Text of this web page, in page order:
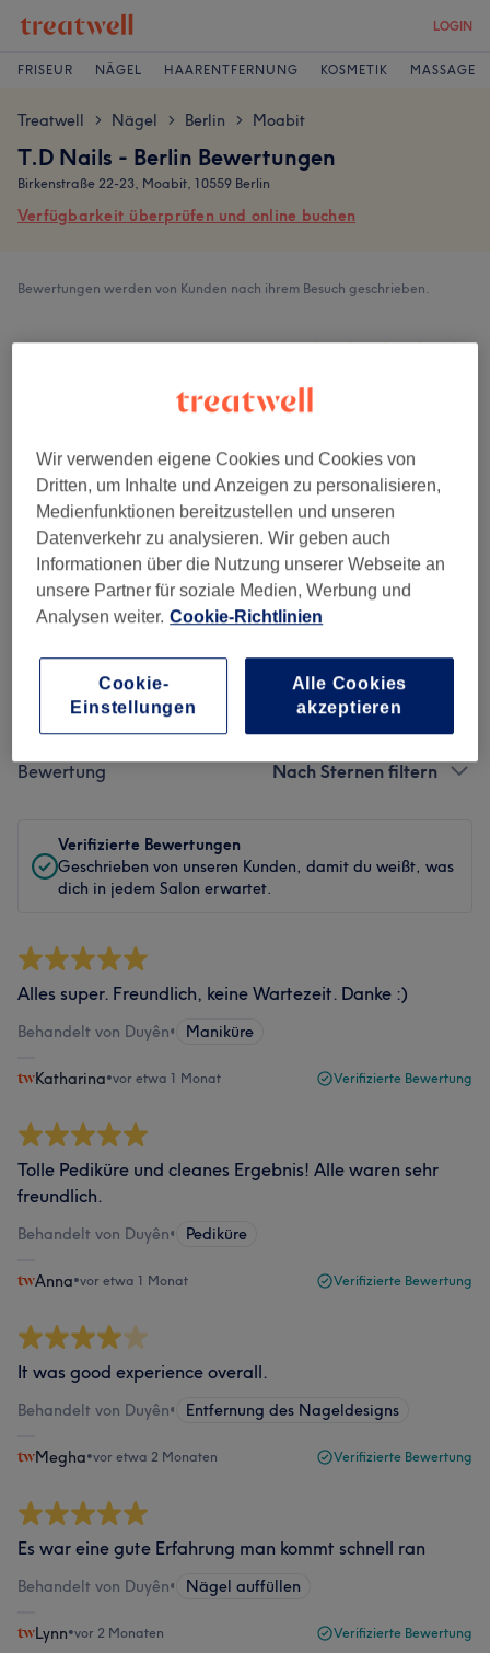
LOGIN
FRISEUR NÄGEL HAARENTFERNUNG KOSMETIK MASSAGE
Treatwell > Nägel > Berlin > Moabit
T.D Nails - Berlin Bewertungen
Birkenstraße 22-23, Moabit, 10559 Berlin
Verfügbarkeit überprüfen und online buchen
Bewertungen werden von Kunden nach ihrem Besuch geschrieben.
4,4
Sauberkeit
Service
Behandlung Alle Bewertungen
Bewertung Nach Sternen filtern
Verifizierte Bewertungen
Geschrieben von unseren Kunden, damit du weißt, was
dich in jedem Salon erwartet.
Alles super. Freundlich, keine Wartezeit. Danke :)
Behandelt von Duyên• Maniküre
Katharina•vor etwa 1 Monat Verifizierte Bewertung
Tolle Pediküre und cleanes Ergebnis! Alle waren sehr
freundlich.
Behandelt von Duyên• Pediküre
Anna•vor etwa 1 Monat Verifizierte Bewertung
It was good experience overall.
Behandelt von Duyên• Entfernung des Nageldesigns
Megha•vor etwa 2 Monaten Verifizierte Bewertung
Es war eine gute Erfahrung man kommt schnell ran
Behandelt von Duyên• Nägel auffüllen
Lynn•vor 2 Monaten Verifizierte Bewertung
Wir verwenden eigene Cookies und Cookies von
Dritten, um Inhalte und Anzeigen zu personalisieren,
Medienfunktionen bereitzustellen und unseren
Datenverkehr zu analysieren. Wir geben auch
Informationen über die Nutzung unserer Webseite an
unsere Partner für soziale Medien, Werbung und
Analysen weiter. Cookie-Richtlinien
Cookie-
Einstellungen
Alle Cookies
akzeptieren